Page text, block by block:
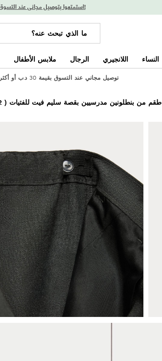
استمتعوا بتوصيل مجاني عند التسوق بقيمة 9 د.ب فقط. متوفر لفترة محدودة فقط!
النساء اللانجيري الرجال ملابس الأطفال
توصيل مجاني عند التسوق بقيمة 30 د.ب أو أكثر
طقم من بنطلونين مدرسيين بقصة سليم فيت للفتيات ( 2–18 سنة)